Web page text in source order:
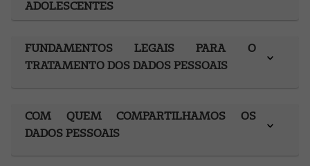
ADOLESCENTES
FUNDAMENTOS LEGAIS PARA O
TRATAMENTO DOS DADOS PESSOAIS
COM QUEM COMPARTILHAMOS OS
DADOS PESSOAIS